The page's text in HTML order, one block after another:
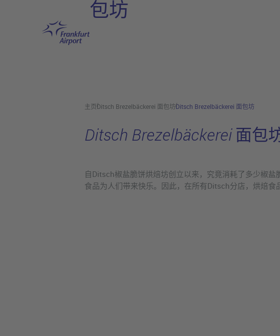
包坊
主页Ditsch Brezelbäckerei 面包坊Ditsch Brezelbäckerei 面包坊
Ditsch Brezelbäckerei 面包
自Ditsch椒盐脆饼烘焙坊创立以来，究竟消耗了多少椒
食品为人们带来快乐。因此，在所有Ditsch分店，烘焙食